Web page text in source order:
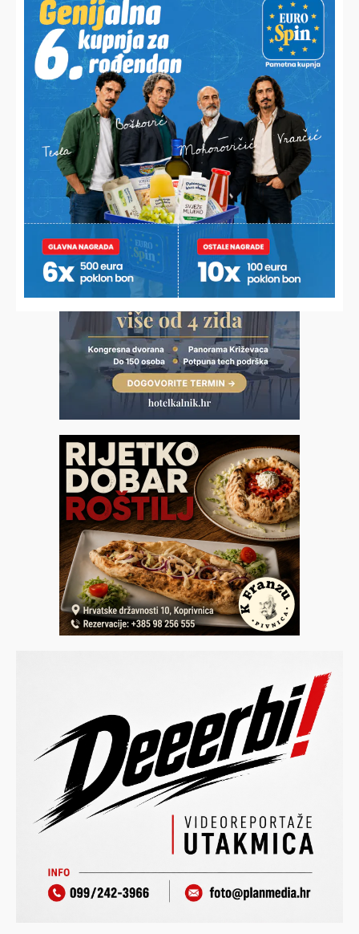
21 godina
LOVRO (22) ULOVIO AMURA OD 18 KILA
Prvo je pomislio da je zakačio nekakvu granu, ali nakon pola
sata borbe u rukama imao svoj najdraži ulov dosad